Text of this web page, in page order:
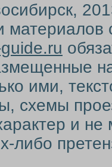
материалов
ими,
схемы
и
либо